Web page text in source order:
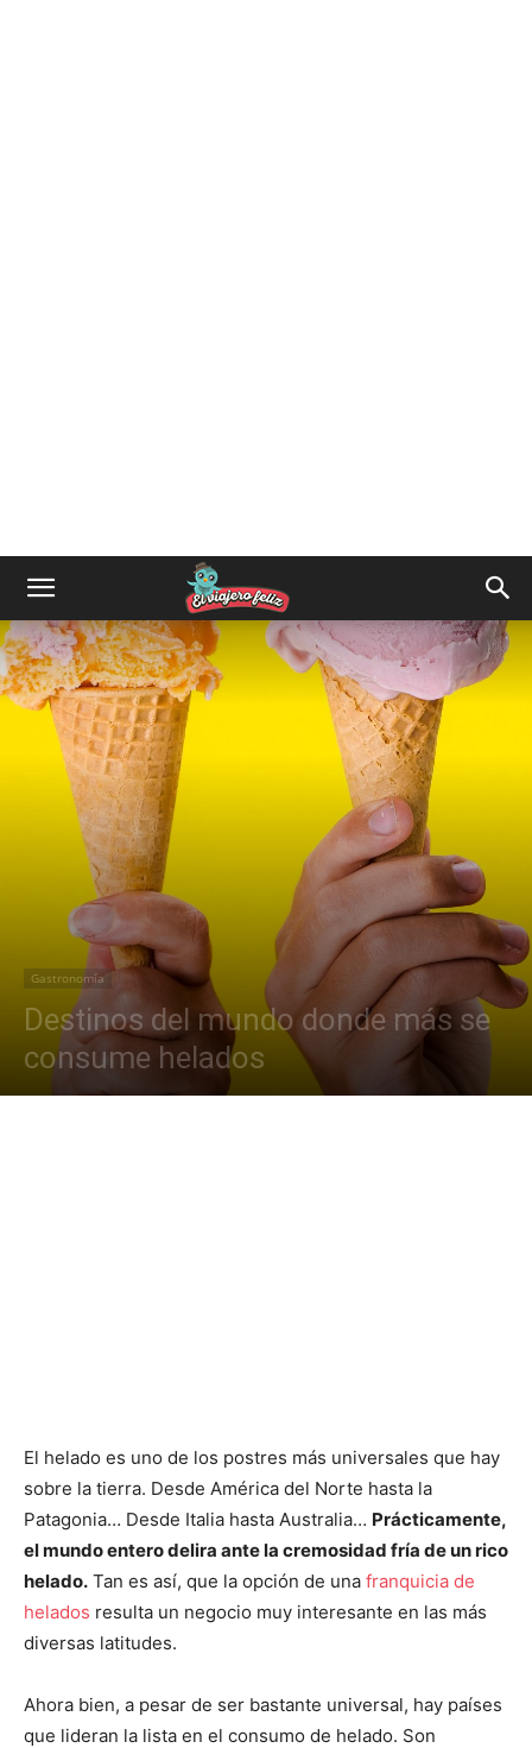
Gastronomía
Destinos del mundo donde más se
consume helados
El helado es uno de los postres más universales que hay
sobre la tierra. Desde América del Norte hasta la
Patagonia… Desde Italia hasta Australia… Prácticamente,
el mundo entero delira ante la cremosidad fría de un rico
helado. Tan es así, que la opción de una franquicia de
helados resulta un negocio muy interesante en las más
diversas latitudes.
Ahora bien, a pesar de ser bastante universal, hay países
que lideran la lista en el consumo de helado. Son